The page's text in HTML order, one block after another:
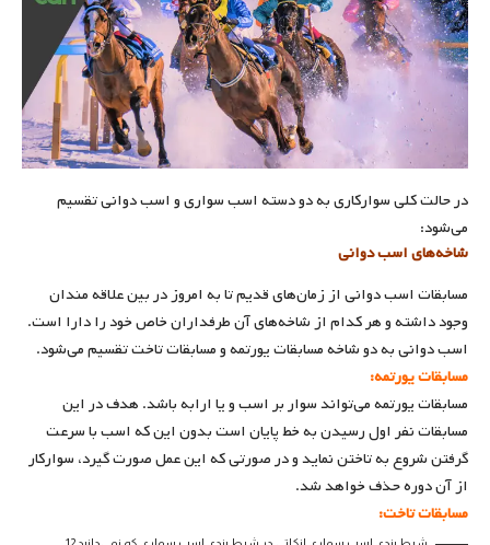
در حالت کلی سوارکاری به دو دسته اسب سواری و اسب دوانی تقسیم
می‌شود:
شاخه‌های اسب دوانی
مسابقات اسب دوانی از زمان‌های قدیم تا به امروز در بین علاقه مندان
وجود داشته و هر کدام از شاخه‌های آن طرفداران خاص خود را دارا است.
اسب دوانی به دو شاخه مسابقات یورتمه و مسابقات تاخت تقسیم می‌شود.
مسابقات یورتمه:
مسابقات یورتمه می‌تواند سوار بر اسب و یا ارابه باشد. هدف در این
مسابقات نفر اول رسیدن به خط پایان است بدون این که اسب با سرعت
گرفتن شروع به تاختن نماید و در صورتی که این عمل صورت گیرد، سوارکار
از آن دوره حذف خواهد شد.
مسابقات تاخت: